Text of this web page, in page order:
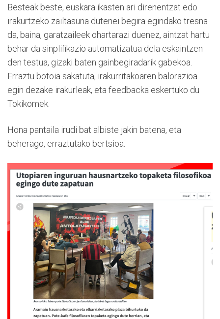
Besteak beste, euskara ikasten ari direnentzat edo
irakurtzeko zailtasuna dutenei begira egindako tresna
da, baina, garatzaileek ohartarazi duenez, aintzat hartu
behar da sinplifikazio automatizatua dela eskaintzen
den testua, gizaki baten gainbegiradarik gabekoa.
Erraztu botoia sakatuta, irakurritakoaren balorazioa
egin dezake irakurleak, eta feedbacka eskertuko du
Tokikomek.
Hona pantaila irudi bat albiste jakin batena, eta
beherago, erraztutako bertsioa.